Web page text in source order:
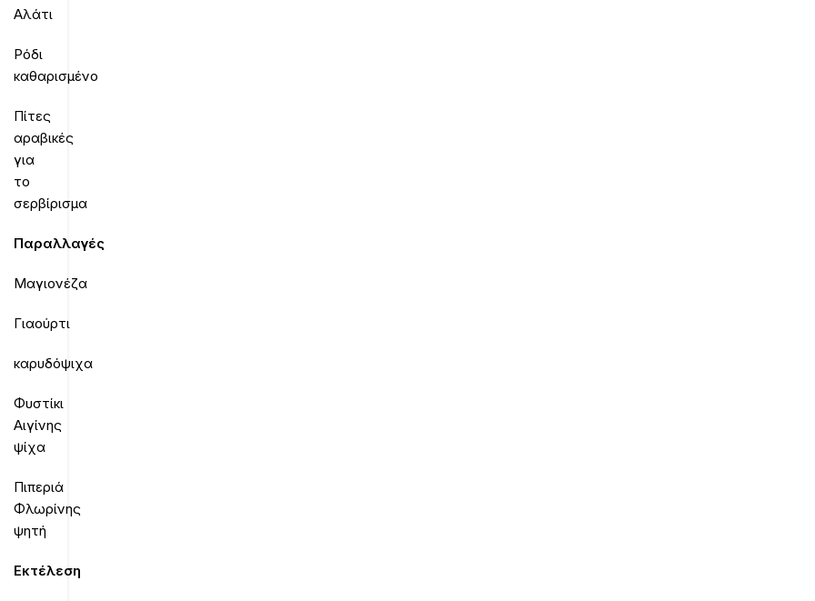
Αλάτι
Ρόδι
καθαρισμένο
Πίτες
αραβικές
για
το
σερβίρισμα
Παραλλαγές
Μαγιονέζα
Γιαούρτι
καρυδόψιχα
Φυστίκι
Αιγίνης
ψίχα
Πιπεριά
Φλωρίνης
ψητή
Εκτέλεση